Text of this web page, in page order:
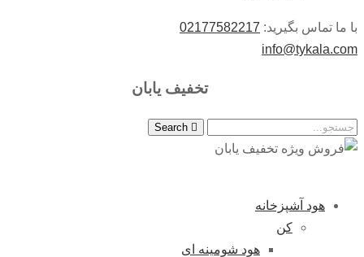
با ما تماس بگیرید: 02177582217
info@tykala.com
تخفیف یابان
Search
هود آشپزخانه
کن
هود شومینه ای